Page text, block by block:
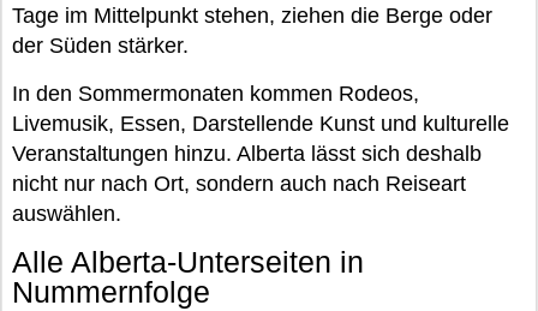
Tage im Mittelpunkt stehen, ziehen die Berge oder
der Süden stärker.
In den Sommermonaten kommen Rodeos,
Livemusik, Essen, Darstellende Kunst und kulturelle
Veranstaltungen hinzu. Alberta lässt sich deshalb
nicht nur nach Ort, sondern auch nach Reiseart
auswählen.
Alle Alberta-Unterseiten in
Nummernfolge